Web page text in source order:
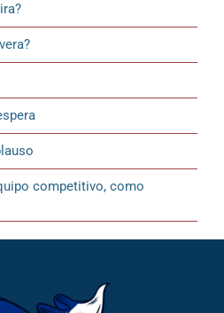
competitivo, como